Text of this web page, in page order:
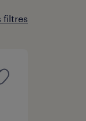
filtres